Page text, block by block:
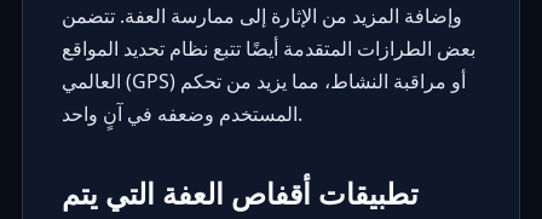
وإضافة المزيد من الإثارة إلى ممارسة العفة. تتضمن
بعض الطرازات المتقدمة أيضًا تتبع نظام تحديد المواقع
العالمي (GPS) أو مراقبة النشاط، مما يزيد من تحكم
المستخدم وضعفه في آنٍ واحد.
تطبيقات أقفاص العفة التي يتم